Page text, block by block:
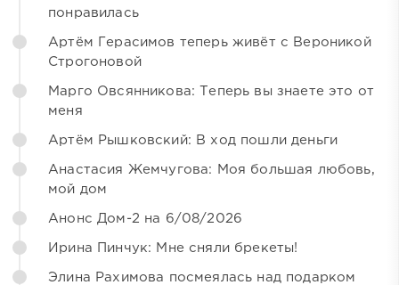
понравилась
Артём Герасимов теперь живёт с Вероникой
Строгоновой
Марго Овсянникова: Теперь вы знаете это от
меня
Артём Рышковский: В ход пошли деньги
Анастасия Жемчугова: Моя большая любовь,
мой дом
Анонс Дом-2 на 6/08/2026
Ирина Пинчук: Мне сняли брекеты!
Элина Рахимова посмеялась над подарком